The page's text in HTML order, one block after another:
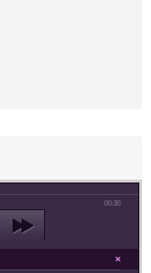
00:30
×